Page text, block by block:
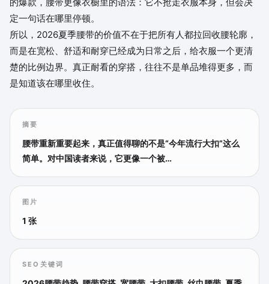
定一句话在哪里停顿。
所以，2026夏季腰带的价值不在于把所有人都拉回收腰轮廓，
而是在宽松、舒适和耐穿已经成为日常之后，给衣服一个更清
楚的比例边界。真正耐看的穿搭，往往不是单品堆得更多，而
是知道该在哪里收住。
摘要
腰带重新重要起来，真正值得聊的不是“今年流行大扣”这么
简单。对中国读者来说，它更像一个被…
图片
1 张
SEO关键词